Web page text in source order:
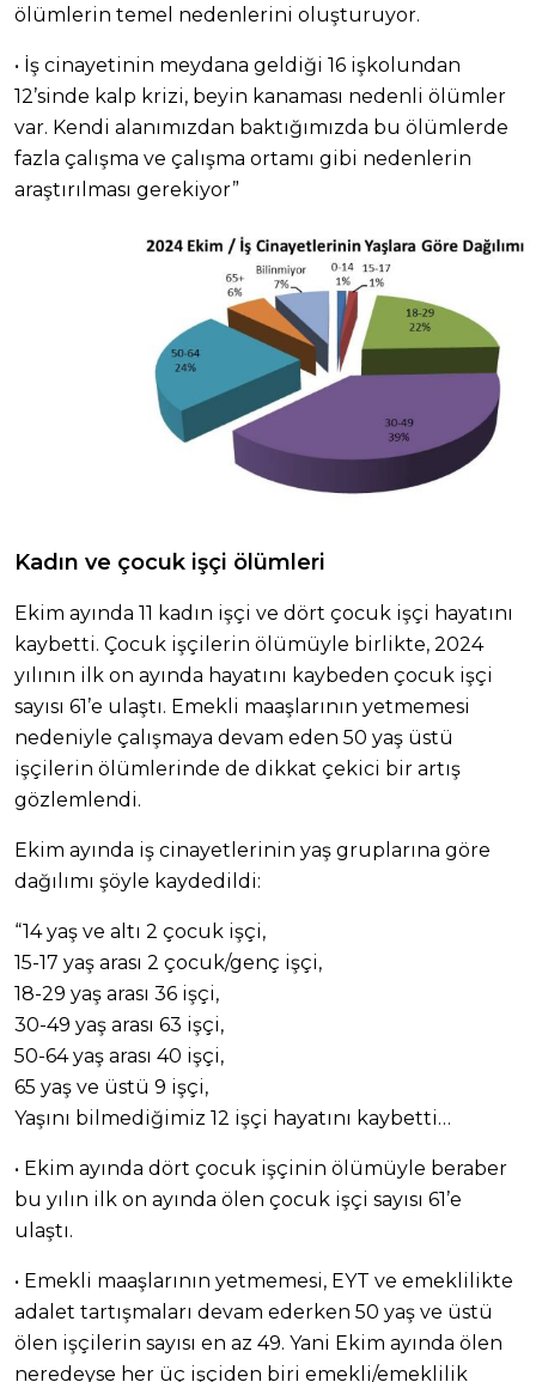
ölümlerin temel nedenlerini oluşturuyor.
• İş cinayetinin meydana geldiği 16 işkolundan
12’sinde kalp krizi, beyin kanaması nedenli ölümler
var. Kendi alanımızdan baktığımızda bu ölümlerde
fazla çalışma ve çalışma ortamı gibi nedenlerin
araştırılması gerekiyor”
Kadın ve çocuk işçi ölümleri
Ekim ayında 11 kadın işçi ve dört çocuk işçi hayatını
kaybetti. Çocuk işçilerin ölümüyle birlikte, 2024
yılının ilk on ayında hayatını kaybeden çocuk işçi
sayısı 61’e ulaştı. Emekli maaşlarının yetmemesi
nedeniyle çalışmaya devam eden 50 yaş üstü
işçilerin ölümlerinde de dikkat çekici bir artış
gözlemlendi.
Ekim ayında iş cinayetlerinin yaş gruplarına göre
dağılımı şöyle kaydedildi:
“14 yaş ve altı 2 çocuk işçi,
15-17 yaş arası 2 çocuk/genç işçi,
18-29 yaş arası 36 işçi,
30-49 yaş arası 63 işçi,
50-64 yaş arası 40 işçi,
65 yaş ve üstü 9 işçi,
Yaşını bilmediğimiz 12 işçi hayatını kaybetti…
• Ekim ayında dört çocuk işçinin ölümüyle beraber
bu yılın ilk on ayında ölen çocuk işçi sayısı 61’e
ulaştı.
• Emekli maaşlarının yetmemesi, EYT ve emeklilikte
adalet tartışmaları devam ederken 50 yaş ve üstü
ölen işçilerin sayısı en az 49. Yani Ekim ayında ölen
neredeyse her üç işçiden biri emekli/emeklilik